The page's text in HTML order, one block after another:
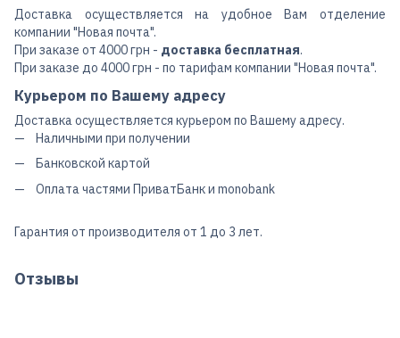
Доставка осуществляется на удобное Вам отделение
компании "Новая почта".
При заказе от 4000 грн - доставка бесплатная.
При заказе до 4000 грн - по тарифам компании "Новая почта".
Курьером по Вашему адресу
Доставка осуществляется курьером по Вашему адресу.
Наличными при получении
Банковской картой
Оплата частями ПриватБанк и monobank
Гарантия от производителя от 1 до 3 лет.
Отзывы